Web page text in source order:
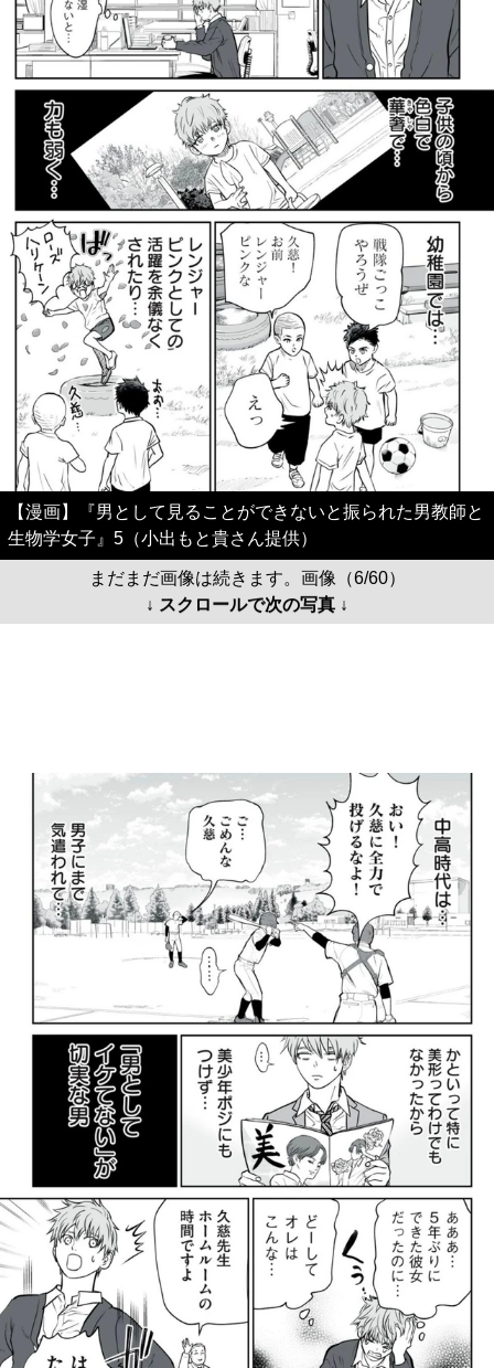
【漫画】『男として見ることができないと振られた男教師と
生物学女子』5（小出もと貴さん提供）
まだまだ画像は続きます。画像（6/60）
↓ スクロールで次の写真 ↓